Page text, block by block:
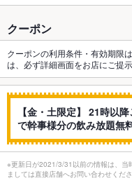
クーポン
クーポンの利用条件・有効期限
は、必ず詳細画面をお店にご提示
【金・土限定】 21時以
で幹事様分の飲み放題無
※更新日が2021/3/31以前の情報は、当
ましては直接店舗へお問い合わせくださ